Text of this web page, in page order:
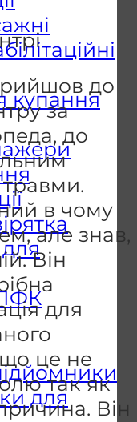
купання
для
до
за
до
травми.
в чому
але знав,
Він
для
що це не
так як
Він